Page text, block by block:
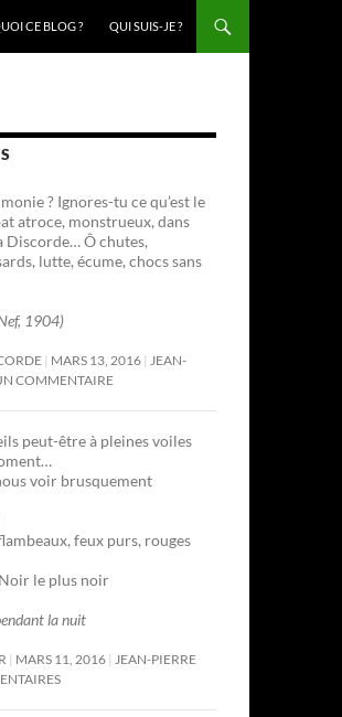
CE BLOG ? QUI SUIS-JE ?
? Ignores-tu ce qu’est le
atroce, monstrueux, dans
Discorde… Ô chutes,
lutte, écume, chocs sans
1904)
MARS 13, 2016 JEAN-
COMMENTAIRE
peut-être à pleines voiles
voir brusquement
feux purs, rouges
le plus noir
la nuit
MARS 11, 2016 JEAN-PIERRE